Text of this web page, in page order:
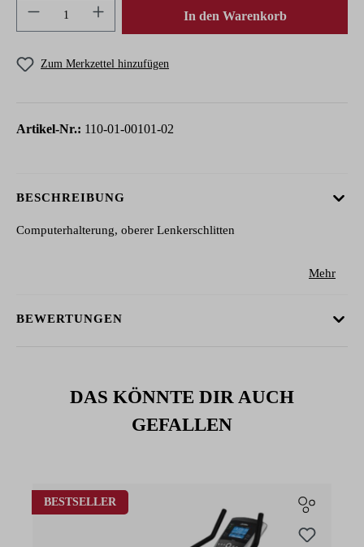
Produkt Anzahl: Gib den gewünschten Wert
In den Warenkorb
Zum Merkzettel hinzufügen
Artikel-Nr.: 110-01-00101-02
BESCHREIBUNG
Computerhalterung, oberer Lenkerschlitten
Mehr
BEWERTUNGEN
DAS KÖNNTE DIR AUCH
GEFALLEN
Produktgalerie überspringen
BESTSELLER